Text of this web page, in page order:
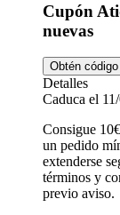
Cupón
nuevas
Obtén código
Detalles
Caduca el
Consigue
un pedido
extenderse
términos y
previo aviso.